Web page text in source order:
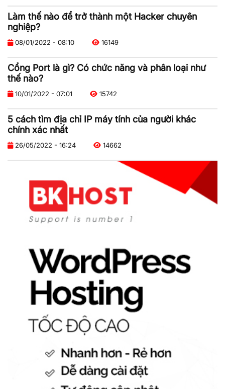
Làm thế nào để trở thành một Hacker chuyên
nghiệp?
08/01/2022 - 08:10 16149
Cổng Port là gì? Có chức năng và phân loại như
thế nào?
10/01/2022 - 07:01 15742
5 cách tìm địa chỉ IP máy tính của người khác
chính xác nhất
26/05/2022 - 16:24 14662